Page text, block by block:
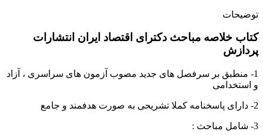
توضیحات
کتاب خلاصه مباحث دکترای اقتصاد ایران انتشارات
پردازش
1- منطبق بر سرفصل های جدید مصوب آزمون های سراسری ، آزاد
و استخدامی
2- دارای پاسخنامه کملا تشریحی به صورت هدفمند و جامع
3- شامل مباحث :